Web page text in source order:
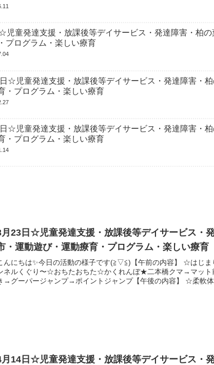
児童発達支援・放課後等デイサービス・発達障害・柏
プログラム・楽しい療育
☆児童発達支援・放課後等デイサービス・発達障害・柏
・プログラム・楽しい療育
☆児童発達支援・放課後等デイサービス・発達障害・柏
・プログラム・楽しい療育
月23日☆児童発達支援・放課後等デイサービス・
・運動遊び・運動療育・プログラム・楽しい療育
んにちは✨今日の活動の様子です(≧▽≦)【午前の内容】 ☆はじ
ネルくぐり〜☆おちたおちた☆かくれんぼ★二本橋クマ→マット
→グーパージャンプ→ポイントジャンプ【午後の内容】 ☆柔軟体
月14日☆児童発達支援・放課後等デイサービス・